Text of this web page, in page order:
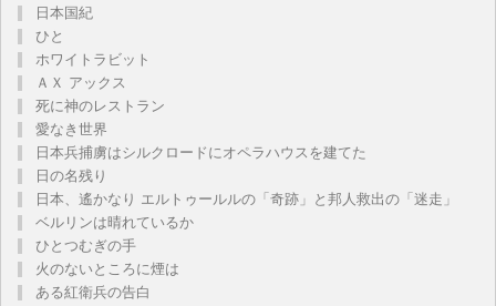
日本国紀
ひと
ホワイトラビット
ＡＸ アックス
死に神のレストラン
愛なき世界
日本兵捕虜はシルクロードにオペラハウスを建てた
日の名残り
日本、遙かなり エルトゥールルの「奇跡」と邦人救出の「迷走」
ベルリンは晴れているか
ひとつむぎの手
火のないところに煙は
ある紅衛兵の告白